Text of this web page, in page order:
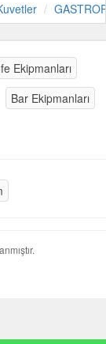
Ekipmanları
Bar Ekipmanları